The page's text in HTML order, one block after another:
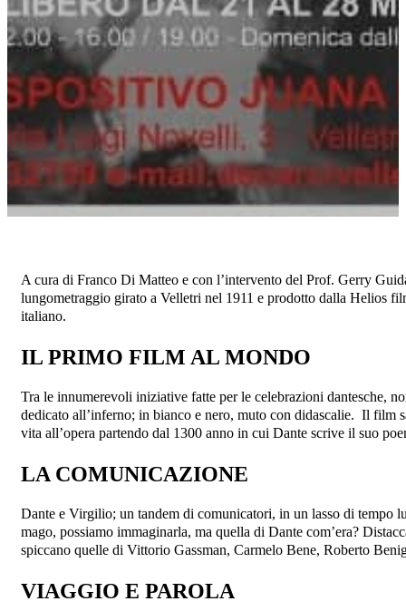
A cura di Franco Di Matteo e con l’intervento del Prof. Gerry
lungometraggio girato a Velletri nel 1911 e prodotto dalla Helios
italiano.
IL PRIMO FILM AL MONDO
Tra le innumerevoli iniziative fatte per le celebrazioni dantesche,
dedicato all’inferno; in bianco e nero, muto con didascalie. Il film
vita all’opera partendo dal 1300 anno in cui Dante scrive il suo
LA COMUNICAZIONE
Dante e Virgilio; un tandem di comunicatori, in un lasso di tempo
mago, possiamo immaginarla, ma quella di Dante com’era?
spiccano quelle di Vittorio Gassman, Carmelo Bene, Roberto
VIAGGIO E PAROLA